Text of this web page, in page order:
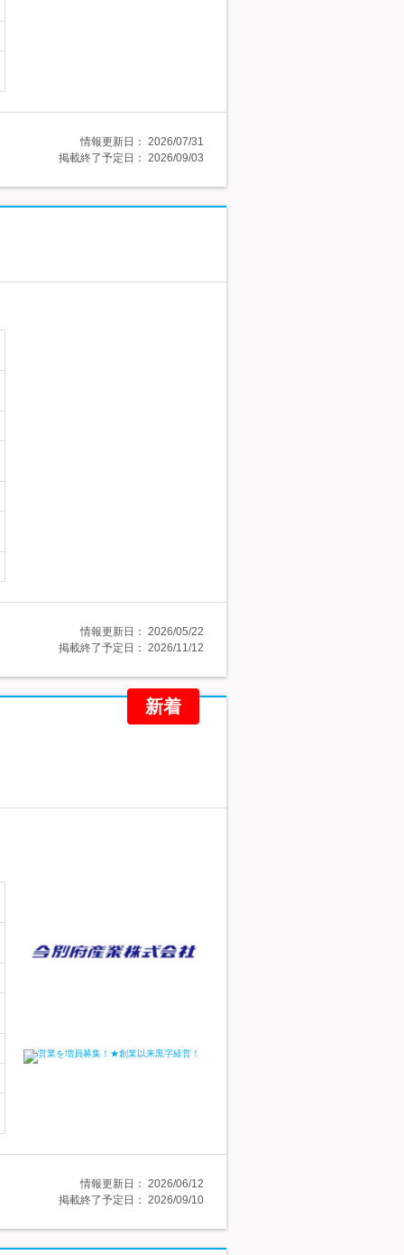
情報更新日： 2026/07/31
掲載終了予定日： 2026/09/03
情報更新日： 2026/05/22
掲載終了予定日： 2026/11/12
新着
情報更新日： 2026/06/12
掲載終了予定日： 2026/09/10